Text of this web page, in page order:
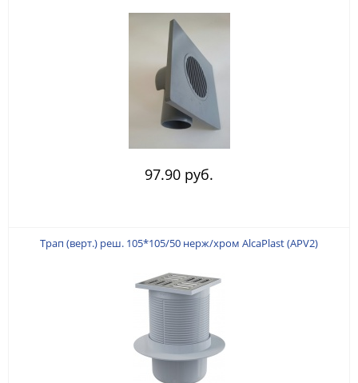
97.90 руб.
Трап (верт.) реш. 105*105/50 нерж/хром AlcaPlast (АРV2)